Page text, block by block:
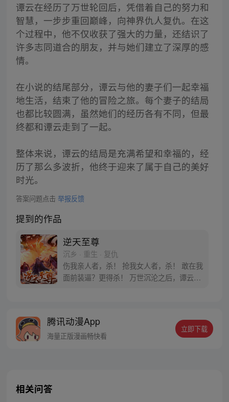
谭云在经历了万世轮回后，凭借着自己的努力和
智慧，一步步重回巅峰，向神界仇人复仇。在这
个过程中，他不仅收获了强大的力量，还结识了
许多志同道合的朋友，并与她们建立了深厚的感
情。
在小说的结尾部分，谭云与他的妻子们一起幸福
地生活，结束了他的冒险之旅。每个妻子的结局
也都比较圆满，虽然她们的经历各有不同，但最
终都和谭云走到了一起。
整体来说，谭云的结局是充满希望和幸福的，经
历了那么多波折，他终于迎来了属于自己的美好
时光。
答案问题点击 举报反馈
提到的作品
逆天至尊
沉乡 · 重生 · 复仇
伤我亲人者，杀！ 抢我女人者，杀！ 敢在我
面前装逼？更得杀！ 万世沉沦之后，谭云终
腾讯动漫App
海量正版漫画畅快看
立即下载
相关问答